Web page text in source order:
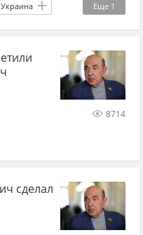
Еще 1
Украина
8714
сделал